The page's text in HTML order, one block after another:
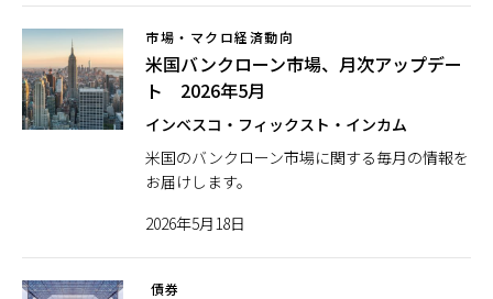
市場・マクロ経済動向
米国バンクローン市場、月次アップデー
ト 2026年5月
インベスコ・フィックスト・インカム
米国のバンクローン市場に関する毎月の情報を
お届けします。
2026年5月18日
債券